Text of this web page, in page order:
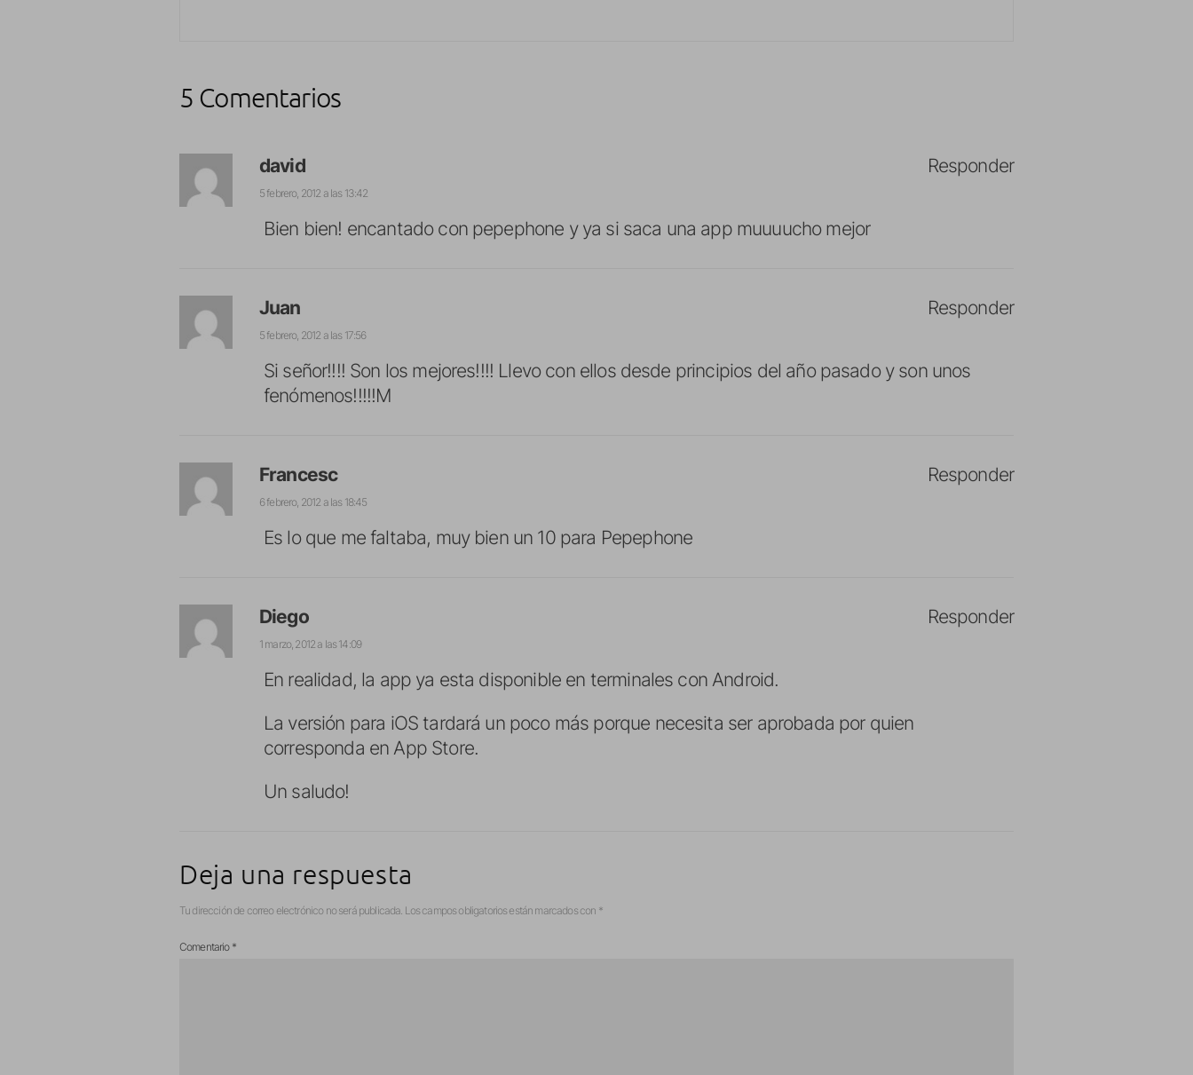
5 Comentarios
david
5 febrero, 2012 a las 13:42
Bien bien! encantado con pepephone y ya si saca una app muuuucho mejor
Responder
Juan
5 febrero, 2012 a las 17:56
Si señor!!!! Son los mejores!!!! Llevo con ellos desde principios del año pasado y son unos
fenómenos!!!!!M
Responder
Francesc
6 febrero, 2012 a las 18:45
Es lo que me faltaba, muy bien un 10 para Pepephone
Responder
Diego
1 marzo, 2012 a las 14:09
En realidad, la app ya esta disponible en terminales con Android.
La versión para iOS tardará un poco más porque necesita ser aprobada por quien
corresponda en App Store.
Un saludo!
Responder
Deja una respuesta
Tu dirección de correo electrónico no será publicada. Los campos obligatorios están marcados con *
Comentario *